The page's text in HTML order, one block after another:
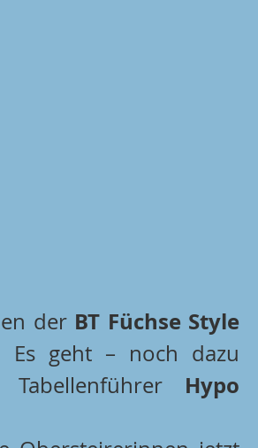
der BT Füchse Style
Es geht – noch dazu
Hypo